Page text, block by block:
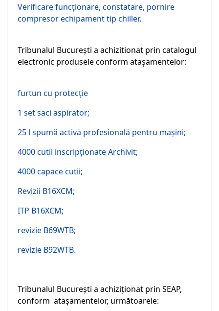
Verificare funcționare, constatare, pornire
compresor echipament tip chiller.
Tribunalul Bucureşti a achizitionat prin catalogul
electronic produsele conform ataşamentelor:
furtun cu protecţie
1 set saci aspirator;
25 l spumă activă profesională pentru maşini;
4000 cutii inscripţionate Archivit;
4000 capace cutii;
Revizii B16XCM;
ITP B16XCM;
revizie B69WTB;
revizie B92WTB.
Tribunalul Bucureşti a achiziţionat prin SEAP,
conform ataşamentelor, următoarele: